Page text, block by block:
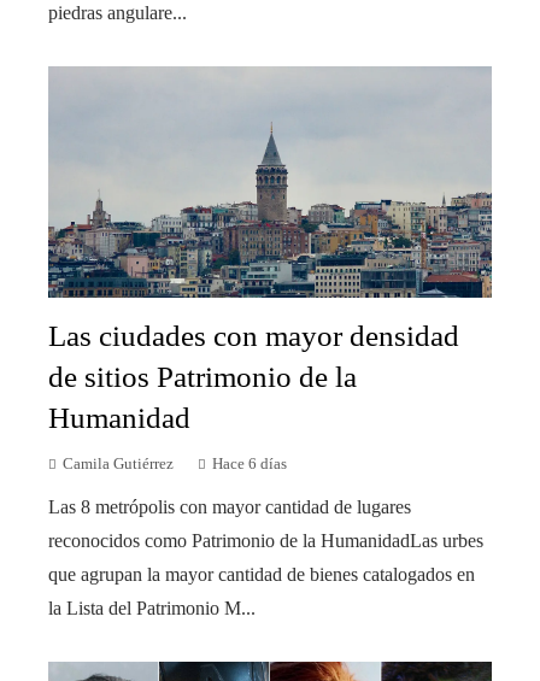
piedras angulare...
Las ciudades con mayor densidad
de sitios Patrimonio de la
Humanidad
Camila Gutiérrez Hace 6 días
Las 8 metrópolis con mayor cantidad de lugares
reconocidos como Patrimonio de la HumanidadLas urbes
que agrupan la mayor cantidad de bienes catalogados en
la Lista del Patrimonio M...